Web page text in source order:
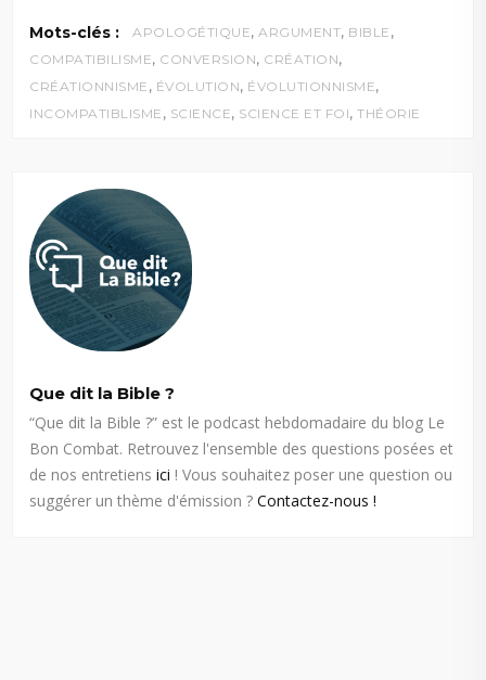
Mots-clés : APOLOGÉTIQUE,ARGUMENT, BIBLE ,
COMPATIBILISME, CONVERSION, CRÉATION,
CRÉATIONNISME , ÉVOLUTION, ÉVOLUTIONNISME,
INCOMPATIBLISME , SCIENCE, SCIENCE ET FOI,THÉORIE
Que dit la Bible ?
“Que dit la Bible ?” est le podcast hebdomadaire du blog Le
Bon Combat. Retrouvez l'ensemble des questions posées et
de nos entretiensici ! Vous souhaitez poser une question ou
suggérer un thème d'émission ?Contactez-nous !